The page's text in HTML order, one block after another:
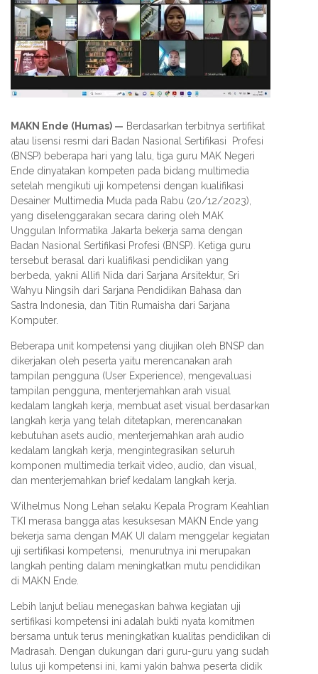
MAKN Ende (Humas) — Berdasarkan terbitnya sertifikat
atau lisensi resmi dari Badan Nasional Sertifikasi Profesi
(BNSP) beberapa hari yang lalu, tiga guru MAK Negeri
Ende dinyatakan kompeten pada bidang multimedia
setelah mengikuti uji kompetensi dengan kualifikasi
Desainer Multimedia Muda pada Rabu (20/12/2023),
yang diselenggarakan secara daring oleh MAK
Unggulan Informatika Jakarta bekerja sama dengan
Badan Nasional Sertifikasi Profesi (BNSP). Ketiga guru
tersebut berasal dari kualifikasi pendidikan yang
berbeda, yakni Allifi Nida dari Sarjana Arsitektur, Sri
Wahyu Ningsih dari Sarjana Pendidikan Bahasa dan
Sastra Indonesia, dan Titin Rumaisha dari Sarjana
Komputer.
Beberapa unit kompetensi yang diujikan oleh BNSP dan
dikerjakan oleh peserta yaitu merencanakan arah
tampilan pengguna (User Experience), mengevaluasi
tampilan pengguna, menterjemahkan arah visual
kedalam langkah kerja, membuat aset visual berdasarkan
langkah kerja yang telah ditetapkan, merencanakan
kebutuhan asets audio, menterjemahkan arah audio
kedalam langkah kerja, mengintegrasikan seluruh
komponen multimedia terkait video, audio, dan visual,
dan menterjemahkan brief kedalam langkah kerja.
Wilhelmus Nong Lehan selaku Kepala Program Keahlian
TKI merasa bangga atas kesuksesan MAKN Ende yang
bekerja sama dengan MAK UI dalam menggelar kegiatan
uji sertifikasi kompetensi, menurutnya ini merupakan
langkah penting dalam meningkatkan mutu pendidikan
di MAKN Ende.
Lebih lanjut beliau menegaskan bahwa kegiatan uji
sertifikasi kompetensi ini adalah bukti nyata komitmen
bersama untuk terus meningkatkan kualitas pendidikan di
Madrasah. Dengan dukungan dari guru-guru yang sudah
lulus uji kompetensi ini, kami yakin bahwa peserta didik